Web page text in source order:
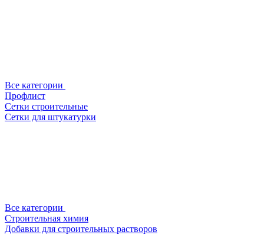
Все категории
Профлист
Сетки строительные
Сетки для штукатурки
Все категории
Строительная химия
Добавки для строительных растворов